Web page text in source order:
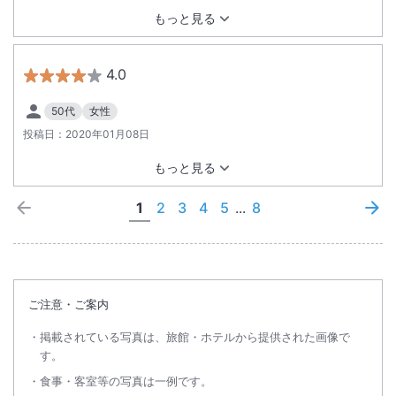
もっと見る
4.0
50代
女性
投稿日： 2020年01月08日
もっと見る
1 2 3 4 5 ... 8
ご注意・ご案内
掲載されている写真は、旅館・ホテルから提供された画像で
す。
食事・客室等の写真は一例です。